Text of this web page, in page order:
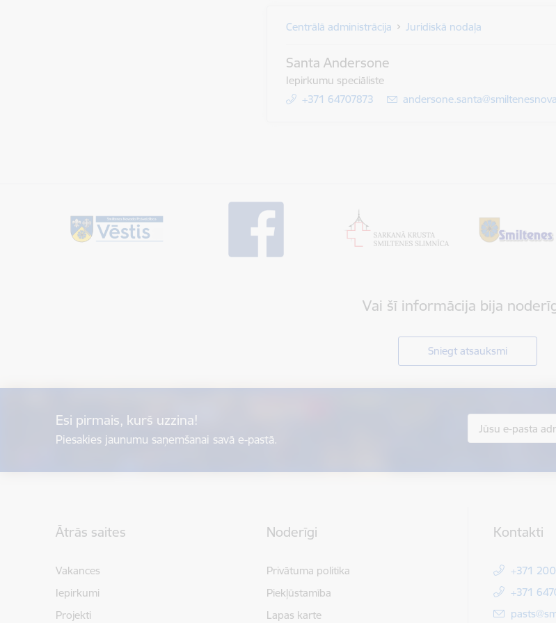
Centrālā administrācija Juridiskā nodaļa
Santa Andersone
Iepirkumu speciāliste
+371 64707873
E-pasts:
Vai šī informācija bija
Sniegt atsauksmi
Esi pirmais, kurš uzzina!
Piesakies jaunumu saņemšanai savā e-pastā.
Ātrās saites
Vakances
Iepirkumi
Projekti
Noderīgi
Privātuma politika
Piekļūstamība
Lapas karte
Kontakti
+371
+371
E-pasts: